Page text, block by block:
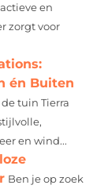
en
zorgt voor
én Buiten
tuin Tierra
en wind...
Ben je op zoek